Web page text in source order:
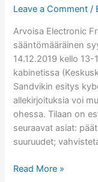
Leave a Comment /
Arvoisa Electronic
sääntömääräinen
14.12.2019 kello
kabinetissa
Sandvikin esitys
allekirjoituksia voi
ohessa. Tilaan on
seuraavat asiat:
suuruudet;
Kokouskutsu:
Read More »